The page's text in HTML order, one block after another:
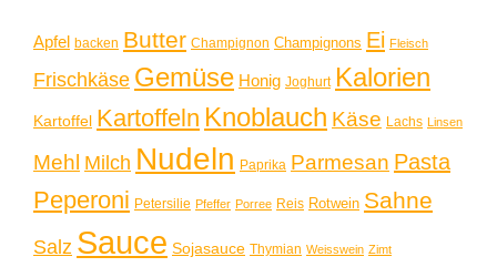
Apfel backen Butter Champignon Champignons Ei Fleisch
Frischkäse Gemüse Honig Joghurt Kalorien
Kartoffel Kartoffeln Knoblauch Käse Lachs Linsen
Mehl Milch Nudeln Paprika Parmesan Pasta
Peperoni Petersilie Pfeffer Porree Reis Rotwein Sahne
Salz Sauce Sojasauce Thymian Weisswein Zimt